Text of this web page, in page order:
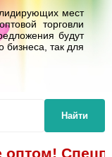
мест
торговли
будут
бизнеса, так для
Найти